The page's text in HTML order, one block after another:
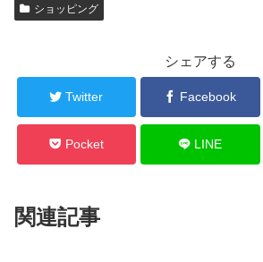
ショッピング
シェアする
Twitter Facebook
Pocket LINE
関連記事